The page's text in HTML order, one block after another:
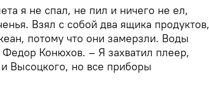
я не спал, не пил и ничего не ел,
Взял с собой два ящика продуктов,
потому что они замерзли. Воды
Конюхов. – Я захватил плеер,
Высоцкого, но все приборы